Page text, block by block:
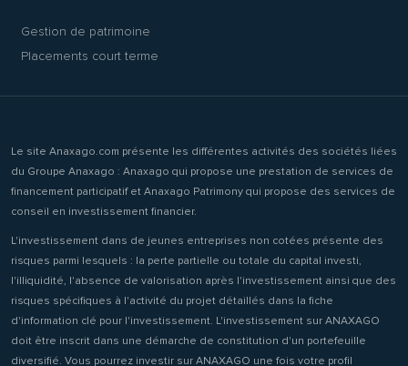
Gestion de patrimoine
Placements court terme
Le site Anaxago.com présente les différentes activités des sociétés liées
du Groupe Anaxago : Anaxago qui propose une prestation de services de
financement participatif et Anaxago Patrimony qui propose des services de
conseil en investissement financier.
L'investissement dans de jeunes entreprises non cotées présente des
risques parmi lesquels : la perte partielle ou totale du capital investi,
l'illiquidité, l'absence de valorisation après l'investissement ainsi que des
risques spécifiques à l'activité du projet détaillés dans la fiche
d'information clé pour l'investissement. L'investissement sur ANAXAGO
doit être inscrit dans une démarche de constitution d'un portefeuille
diversifié. Vous pourrez investir sur ANAXAGO une fois votre profil